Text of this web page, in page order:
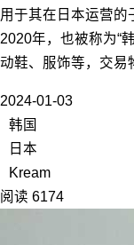
用于其在日本运营的
2020年，也被称为“
动鞋、服饰等，交易
2024-01-03
韩国
日本
Kream
阅读 6174